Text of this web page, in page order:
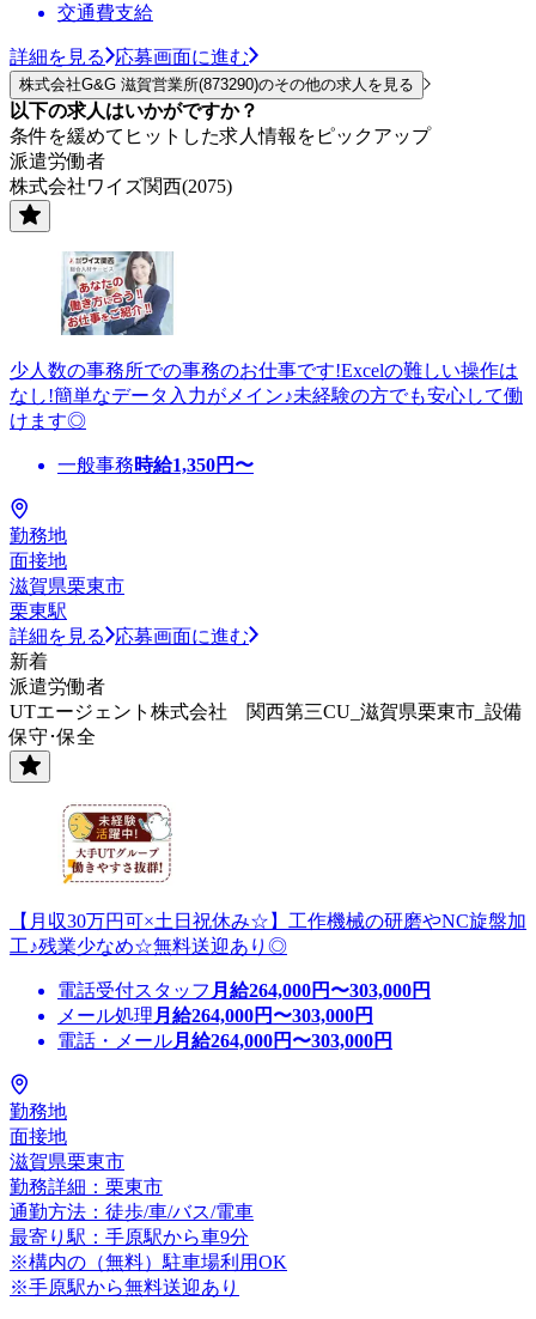
交通費支給
詳細を見る 応募画面に進む
株式会社G&G 滋賀営業所(873290)のその他の求人を見る
以下の求人はいかがですか？
条件を緩めてヒットした求人情報をピックアップ
派遣労働者
株式会社ワイズ関西(2075)
少人数の事務所での事務のお仕事です!Excelの難しい操作は
なし!簡単なデータ入力がメイン♪未経験の方でも安心して働
けます◎
一般事務時給1,350円〜
勤務地
面接地
滋賀県栗東市
栗東駅
詳細を見る
応募画面に進む
新着
派遣労働者
UTエージェント株式会社 関西第三CU_滋賀県栗東市_設備
保守･保全
【月収30万円可×土日祝休み☆】工作機械の研磨やNC旋盤加
工♪残業少なめ☆無料送迎あり◎
電話受付スタッフ 月給264,000円〜303,000円
メール処理 月給264,000円〜303,000円
電話・メール月給264,000円〜303,000円
勤務地
面接地
滋賀県栗東市
勤務詳細：栗東市
通勤方法：徒歩/車/バス/電車
最寄り駅：手原駅から車9分
※構内の（無料）駐車場利用OK
※手原駅から無料送迎あり